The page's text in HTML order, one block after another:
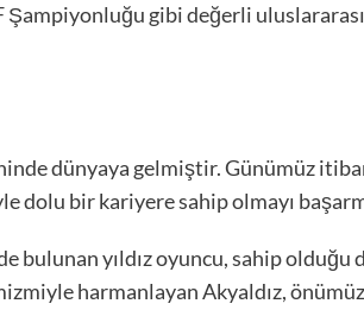
gibi değerli
dünyaya gelmiştir. Günümüz
dolu bir kariyere sahip olmayı
yıldız oyuncu, sahip
harmanlayan Akyaldız,